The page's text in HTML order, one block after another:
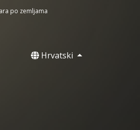
po zemljama
Hrvatski